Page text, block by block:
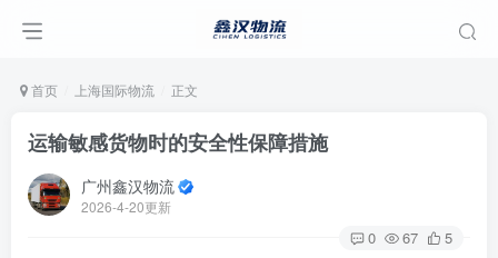
首页 上海国际物流 正文
运输敏感货物时的安全性保障措施
广州鑫汉物流
2026-4-20更新
0 67 5